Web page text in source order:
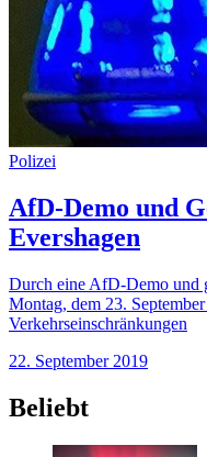
Polizei
AfD-Demo und
Evershagen
Durch eine AfD-Demo und
Montag, dem 23.
Verkehrseinschränkungen
22. September 2019
Beliebt